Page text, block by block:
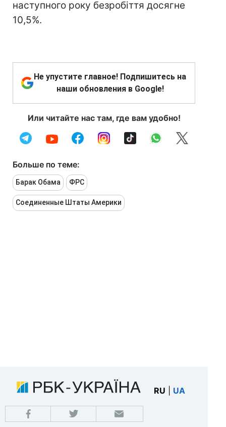
наступного року безробіття досягне
10,5%.
Не упустите главное! Подпишитесь на
наши обновления в Google!
Или читайте нас там, где вам удобно!
Больше по теме:
Барак Обама ФРС
Соединенные Штаты Америки
RU UA